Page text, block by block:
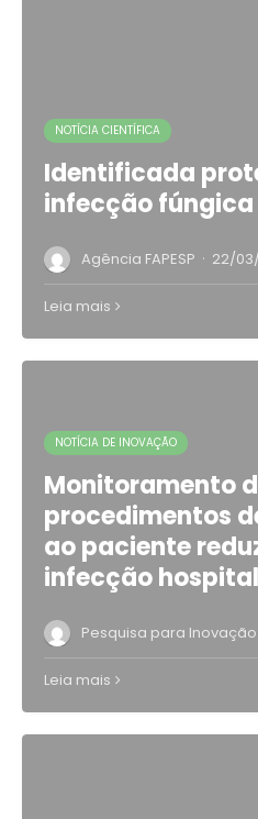
NOTÍCIA CIENTÍFICA
Identificada
infecção fúngica
Agência FAPESP · 22/
Leia mais
NOTÍCIA DE INOVAÇÃO
Monitoramento
procedimentos
ao paciente
infecção
Pesquisa para Inovação
Leia mais